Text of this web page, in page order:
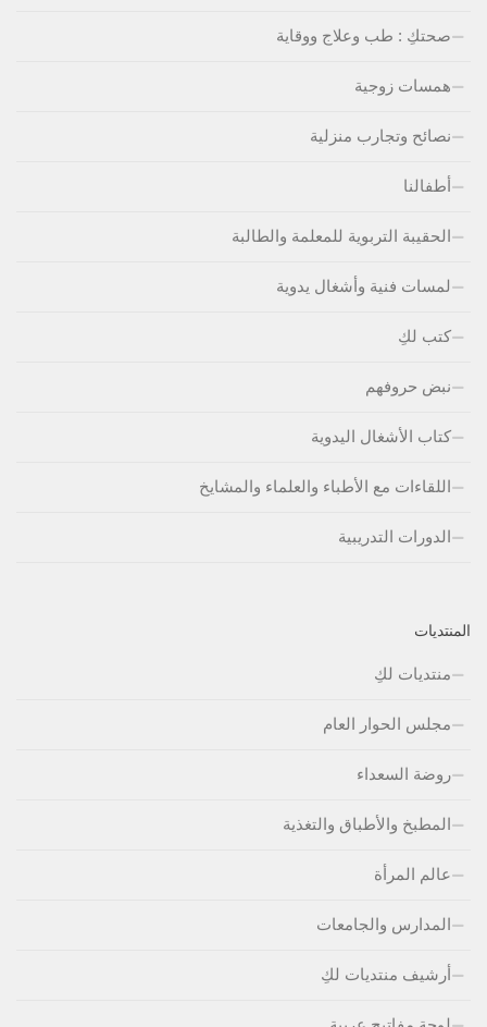
صحتكِ : طب وعلاج ووقاية
همسات زوجية
نصائح وتجارب منزلية
أطفالنا
الحقيبة التربوية للمعلمة والطالبة
لمسات فنية وأشغال يدوية
كتب لكِ
نبض حروفهم
كتاب الأشغال اليدوية
اللقاءات مع الأطباء والعلماء والمشايخ
الدورات التدريبية
المنتديات
منتديات لكِ
مجلس الحوار العام
روضة السعداء
المطبخ والأطباق والتغذية
عالم المرأة
المدارس والجامعات
أرشيف منتديات لكِ